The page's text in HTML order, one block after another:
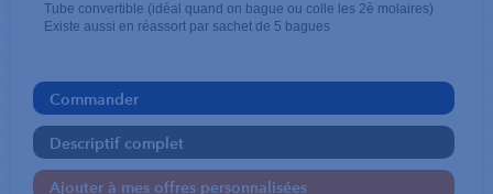
Tube convertible (idéal quand on bague ou colle les 2è molaires)
Existe aussi en réassort par sachet de 5 bagues
Commander
Descriptif complet
Ajouter à mes offres personnalisées